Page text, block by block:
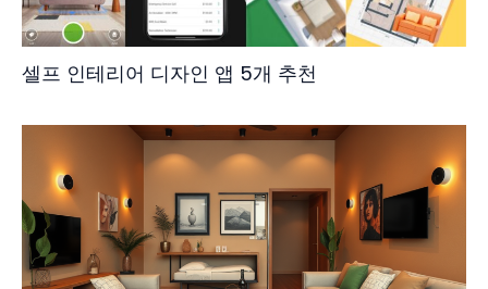
셀프 인테리어 디자인 앱 5개 추천